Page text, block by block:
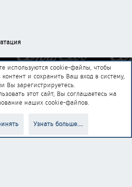
правила
Помощь Главная
R
от Jumuro®
используются cookie-файлы, чтобы
и сохранить Ваш вход в систему,
Вы зарегистрируетесь.
этот сайт, Вы соглашаетесь на
наших cookie-файлов.
Узнать больше....